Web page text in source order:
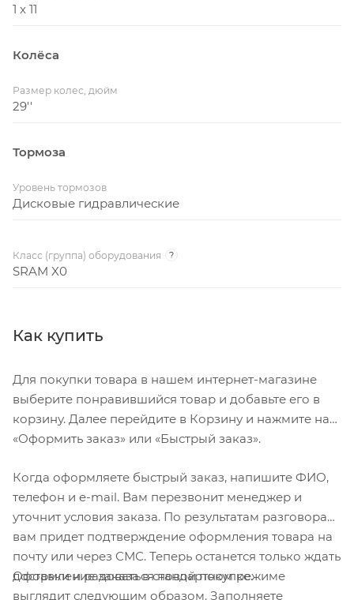
1 x 11
Колёса
Размер колес, дюйм
29''
Тормоза
Уровень тормозов
Дисковые гидравлические
Класс (группа) оборудования ?
SRAM X0
Как купить
Для покупки товара в нашем интернет-магазине
выберите понравившийся товар и добавьте его в
корзину. Далее перейдите в Корзину и нажмите на
«Оформить заказ» или «Быстрый заказ».
Когда оформляете быстрый заказ, напишите ФИО,
телефон и e-mail. Вам перезвонит менеджер и
уточнит условия заказа. По результатам разговора
вам придет подтверждение оформления товара на
почту или через СМС. Теперь останется только ждать
доставки и радоваться новой покупке.
Оформление заказа в стандартном режиме
выглядит следующим образом. Заполняете